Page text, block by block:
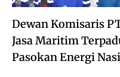
Dewan Komisaris
Jasa Maritim
Pasokan Energi